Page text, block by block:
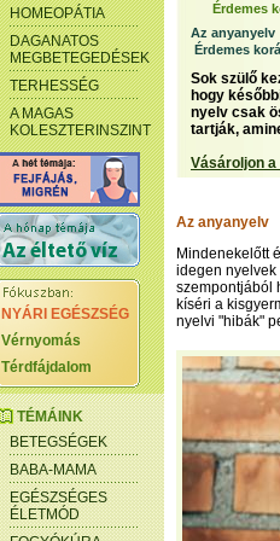
HOMEOPÁTIA
DAGANATOS
MEGBETEGEDÉSEK
TERHESSÉG
A MAGAS
KOLESZTERINSZINT
NYÁRI EGÉSZSÉG
Vérnyomás
Térdfájdalom
TÉMÁINK
BETEGSÉGEK
BABA-MAMA
EGÉSZSÉGES
ÉLETMÓD
Érdemes
Az anyanyelv
Érdemes
Sok szülő
hogy
nyelv csak
tartják,
Vásároljon a
Az anyanyelv
Mindenekelőtt
idegen nyelvek
szempontjából
kíséri a
nyelvi "hibák"